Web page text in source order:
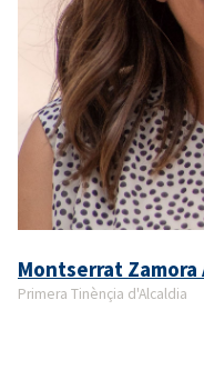
Montserrat Zamora
Primera Tinènçia d'Alcaldia